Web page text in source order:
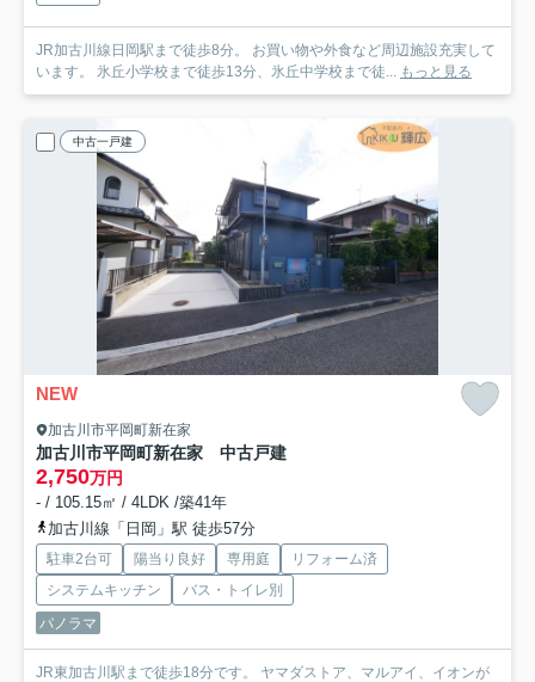
JR加古川線日岡駅まで徒歩8分。 お買い物や外食など周辺施設充実して
います。 氷丘小学校まで徒歩13分、氷丘中学校まで徒...
もっと見る
中古一戸建
NEW
加古川市平岡町新在家
加古川市平岡町新在家 中古戸建
2,750万円
- / 105.15㎡ / 4LDK /築41年
加古川線「日岡」駅 徒歩57分
駐車2台可 陽当り良好 専用庭
リフォーム済
システムキッチン
バス・トイレ別
パノラマ
JR東加古川駅まで徒歩18分です。 ヤマダストア、マルアイ、イオンが